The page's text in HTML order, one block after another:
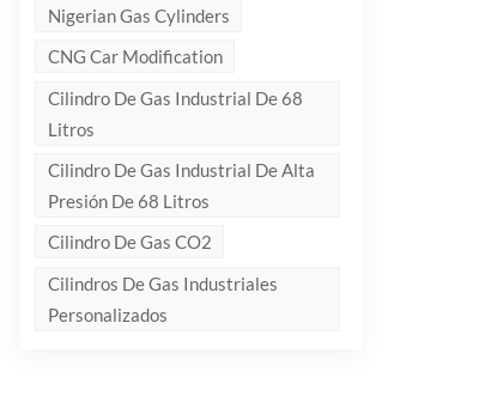
Nigerian Gas Cylinders
CNG Car Modification
Cilindro De Gas Industrial De 68
Litros
Cilindro De Gas Industrial De Alta
Presión De 68 Litros
Cilindro De Gas CO2
Cilindros De Gas Industriales
Personalizados